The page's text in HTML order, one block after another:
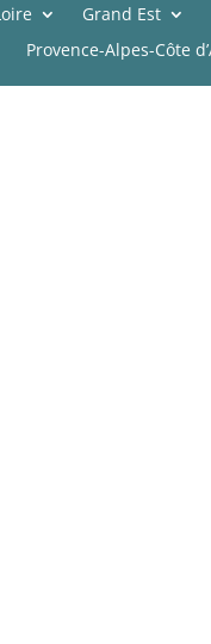
Grand Est
Provence-Alpes-Côte